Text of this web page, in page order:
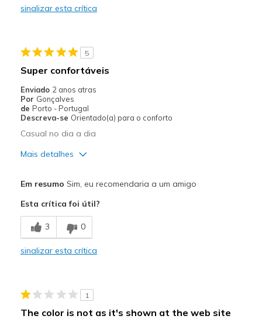
sinalizar esta crítica
5
Super confortáveis
Enviado 2 anos atras
Por Gonçalves
de Porto - Portugal
Descreva-se Orientado(a) para o conforto
Casual no dia a dia
Mais detalhes
Com estilo
Confortáveis
Calçado casual
Em resumo Sim, eu recomendaria a um amigo
Esta crítica foi útil?
3 0
sinalizar esta crítica
1
The color is not as it's shown at the web site